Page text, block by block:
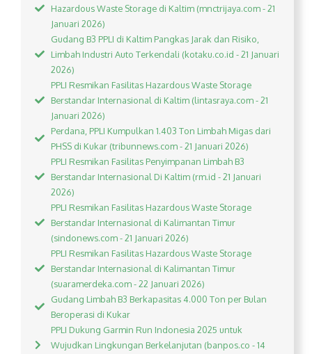
Hazardous Waste Storage di Kaltim (mnctrijaya.com - 21
Januari 2026)
Gudang B3 PPLI di Kaltim Pangkas Jarak dan Risiko,
Limbah Industri Auto Terkendali (kotaku.co.id - 21 Januari
2026)
PPLI Resmikan Fasilitas Hazardous Waste Storage
Berstandar Internasional di Kaltim (lintasraya.com - 21
Januari 2026)
Perdana, PPLI Kumpulkan 1.403 Ton Limbah Migas dari
PHSS di Kukar (tribunnews.com - 21 Januari 2026)
PPLI Resmikan Fasilitas Penyimpanan Limbah B3
Berstandar Internasional Di Kaltim (rm.id - 21 Januari
2026)
PPLI Resmikan Fasilitas Hazardous Waste Storage
Berstandar Internasional di Kalimantan Timur
(sindonews.com - 21 Januari 2026)
PPLI Resmikan Fasilitas Hazardous Waste Storage
Berstandar Internasional di Kalimantan Timur
(suaramerdeka.com - 22 Januari 2026)
Gudang Limbah B3 Berkapasitas 4.000 Ton per Bulan
Beroperasi di Kukar
PPLI Dukung Garmin Run Indonesia 2025 untuk
Wujudkan Lingkungan Berkelanjutan (banpos.co - 14